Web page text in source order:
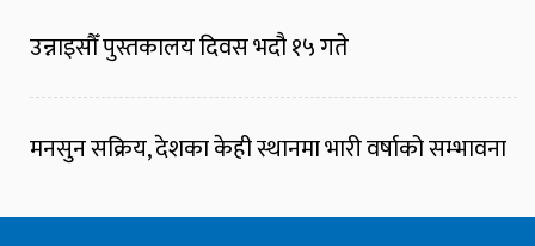
उन्नाइसौँ पुस्तकालय दिवस भदौ १५ गते
मनसुन सक्रिय, देशका केही स्थानमा भारी वर्षाको सम्भावना